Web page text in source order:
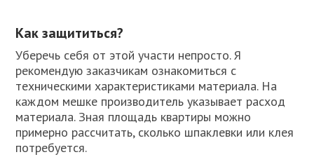
Как защититься?
Уберечь себя от этой участи непросто. Я
рекомендую заказчикам ознакомиться с
техническими характеристиками материала. На
каждом мешке производитель указывает расход
материала. Зная площадь квартиры можно
примерно рассчитать, сколько шпаклевки или клея
потребуется.